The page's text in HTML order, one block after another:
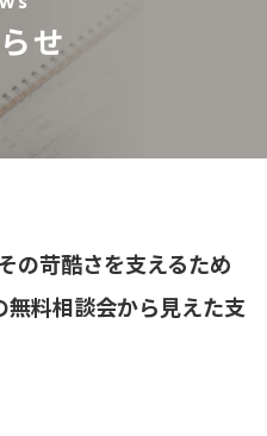
せ
の苛酷さを支えるため
料相談会から見えた支